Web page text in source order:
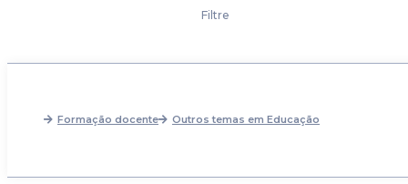
Filtre
Formação docente Outros temas em Educação